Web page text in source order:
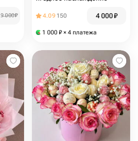
9 000₽ 4.09 150 4 000₽
1 000 ₽ × 4 платежа